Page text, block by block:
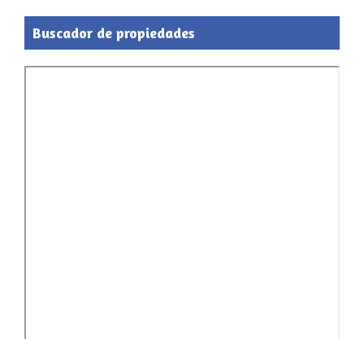
Buscador de propiedades